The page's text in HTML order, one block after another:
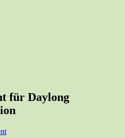
für Daylong